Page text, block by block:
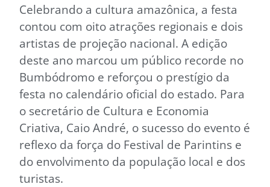
Celebrando a cultura amazônica, a festa
contou com oito atrações regionais e dois
artistas de projeção nacional. A edição
deste ano marcou um público recorde no
Bumbódromo e reforçou o prestígio da
festa no calendário oficial do estado. Para
o secretário de Cultura e Economia
Criativa, Caio André, o sucesso do evento é
reflexo da força do Festival de Parintins e
do envolvimento da população local e dos
turistas.